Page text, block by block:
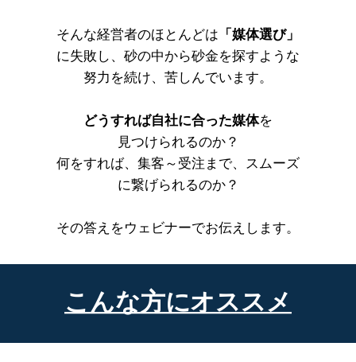
そんな経営者のほとんどは 「媒体選び」
に失敗し、砂の中から砂金を探すような
努力を続け、苦しんでいます。
どうすれば自社に合った媒体を
見つけられるのか？
何をすれば、集客～受注まで、スムーズ
に繋げられるのか？
その答えをウェビナーでお伝えします。
こんな方にオススメ